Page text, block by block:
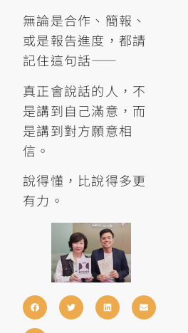
無論是合作、簡報、
或是報告進度，都請
記住這句話——
真正會說話的人，不
是講到自己滿意，而
是講到對方願意相
信。
說得懂，比說得多更
有力。